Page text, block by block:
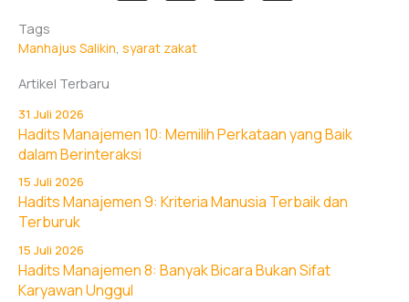
Tags
Manhajus Salikin, syarat zakat
Artikel Terbaru
31 Juli 2026
Hadits Manajemen 10: Memilih Perkataan yang Baik
dalam Berinteraksi
15 Juli 2026
Hadits Manajemen 9: Kriteria Manusia Terbaik dan
Terburuk
15 Juli 2026
Hadits Manajemen 8: Banyak Bicara Bukan Sifat
Karyawan Unggul